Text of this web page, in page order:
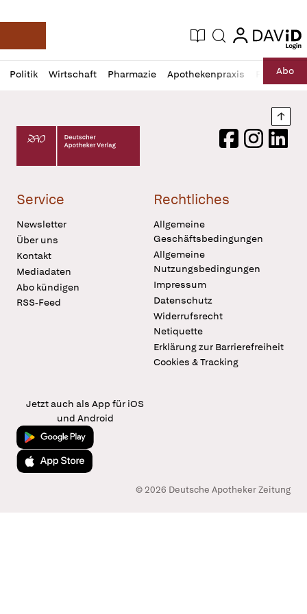
Deutsche Apotheker Zeitung
Aktuelle Ausgabe
Suche login
login
Politik Wirtschaft Pharmazie Apothekenpraxis RechtAbo
Profil
öffnen
Daz
Pur
Deutscher Apotheker Verlag Logo
FacebookInstagram
Service
Newsletter
Über uns
Kontakt
Mediadaten
Abo kündigen
RSS-Feed
Rechtliches
Allgemeine
Geschäftsbedingungen
Allgemeine
Nutzungsbedingungen
Impressum
Datenschutz
Widerrufsrecht
Netiquette
Erklärung zur Barrierefreiheit
Cookies & Tracking
Jetzt auch als App für iOS
und Android
Jetzt bei Google Play
Laden im App Store
© 2026 Deutsche Apotheker Zeitung